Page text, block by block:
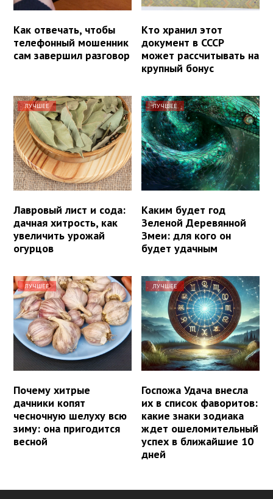
Как отвечать, чтобы
телефонный мошенник
сам завершил разговор
Кто хранил этот
документ в СССР
может рассчитывать на
крупный бонус
ЛУЧШЕЕ
Лавровый лист и сода:
дачная хитрость, как
увеличить урожай
огурцов
ЛУЧШЕЕ
Каким будет год
Зеленой Деревянной
Змеи: для кого он
будет удачным
ЛУЧШЕЕ
Почему хитрые
дачники копят
чесночную шелуху всю
зиму: она пригодится
весной
ЛУЧШЕЕ
Госпожа Удача внесла
их в список фаворитов:
какие знаки зодиака
ждет ошеломительный
успех в ближайшие 10
дней